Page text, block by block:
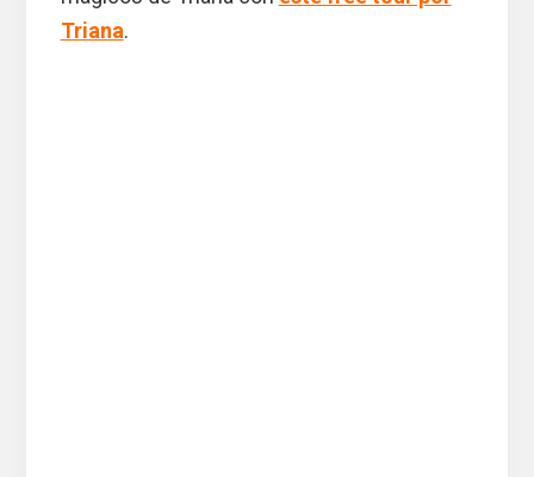
Triana.